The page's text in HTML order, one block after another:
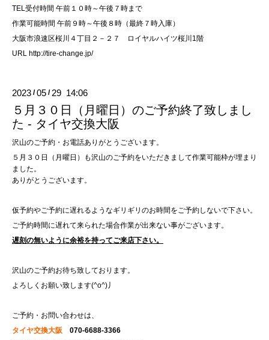
TEL受付時間 午前１０時～午後７時まで
作業可能時間 午前９時～午後８時（最終７時入庫）
大阪市浪速区桜川４丁目２－２７ ロイヤルハイツ桜川1階
URL http://tire-change.jp/
2023 /05 / 29 14:06
５月３０日（月曜日）のご予約終了致しまし
た - タイヤ交換大阪
沢山のご予約・お電話ありがとうございます。
５月３０日（月曜日）も沢山のご予約をいただきまして作業可能枠が埋まり
ました。
ありがとうございます。
仮予約やご予約に遅れるようなギリギリのお時間をご予約しないで下さい。
ご予約時間に遅れて来られた場合作業が出来ない事がございます。
遅刻の無いように余裕を持ってご来店下さい。
沢山のご予約お待ち致しております。
よろしくお願い致します(^o^)丿
ご予約・お問い合わせは、
タイヤ交換大阪 070-6688-3366